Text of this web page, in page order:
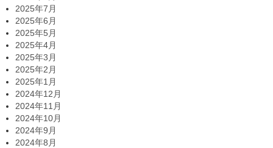
2025年7月
2025年6月
2025年5月
2025年4月
2025年3月
2025年2月
2025年1月
2024年12月
2024年11月
2024年10月
2024年9月
2024年8月